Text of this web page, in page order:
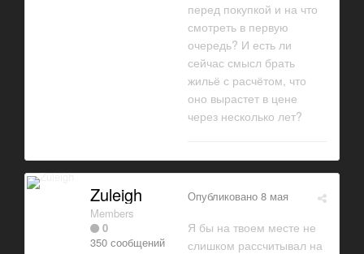
перед покупкой и на что
смотреть в первую
очередь? И есть ли
сейчас смысл брать
жильё с расчётом, что
оно вырастет в цене
через несколько лет?
Zuleigh
Members
0
350 сообщений
Опубликовано 8 мая
Я бы на твоем месте не
слишком рассчитывал на